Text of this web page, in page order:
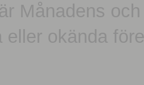
Månadens
eller okända